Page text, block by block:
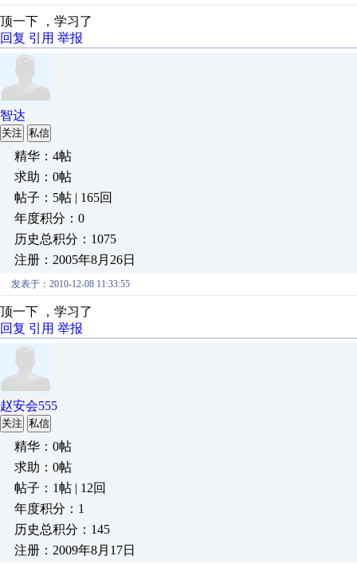
顶一下 ，学习了
回复 引用 举报
智达
关注 私信
精华：4帖
求助：0帖
帖子：5帖 | 165回
年度积分：0
历史总积分：1075
注册：2005年8月26日
发表于：2010-12-08 11:33:55
顶一下 ，学习了
回复 引用 举报
赵安会555
关注 私信
精华：0帖
求助：0帖
帖子：1帖 | 12回
年度积分：1
历史总积分：145
注册：2009年8月17日